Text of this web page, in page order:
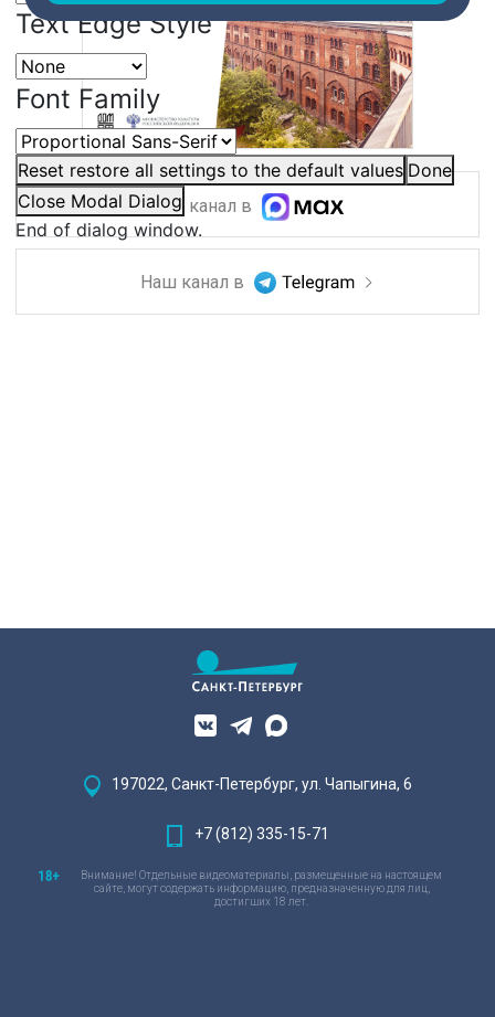
Text Edge Style
Font Family
Reset restore all settings to the default values Done
Close Modal Dialog
End of dialog window.
Наш канал в
Наш канал в
197022, Санкт-Петербург, ул. Чапыгина, 6
+7 (812) 335-15-71
Внимание! Отдельные видеоматериалы, размещенные на настоящем
сайте, могут содержать информацию, предназначенную для лиц,
достигших 18 лет.